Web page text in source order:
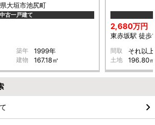
大垣市池尻町
中古一戸建て
築年 1999年
建物 167.18㎡
2,680万円
東赤坂駅 徒歩
間取 それ以上
土地 196.80